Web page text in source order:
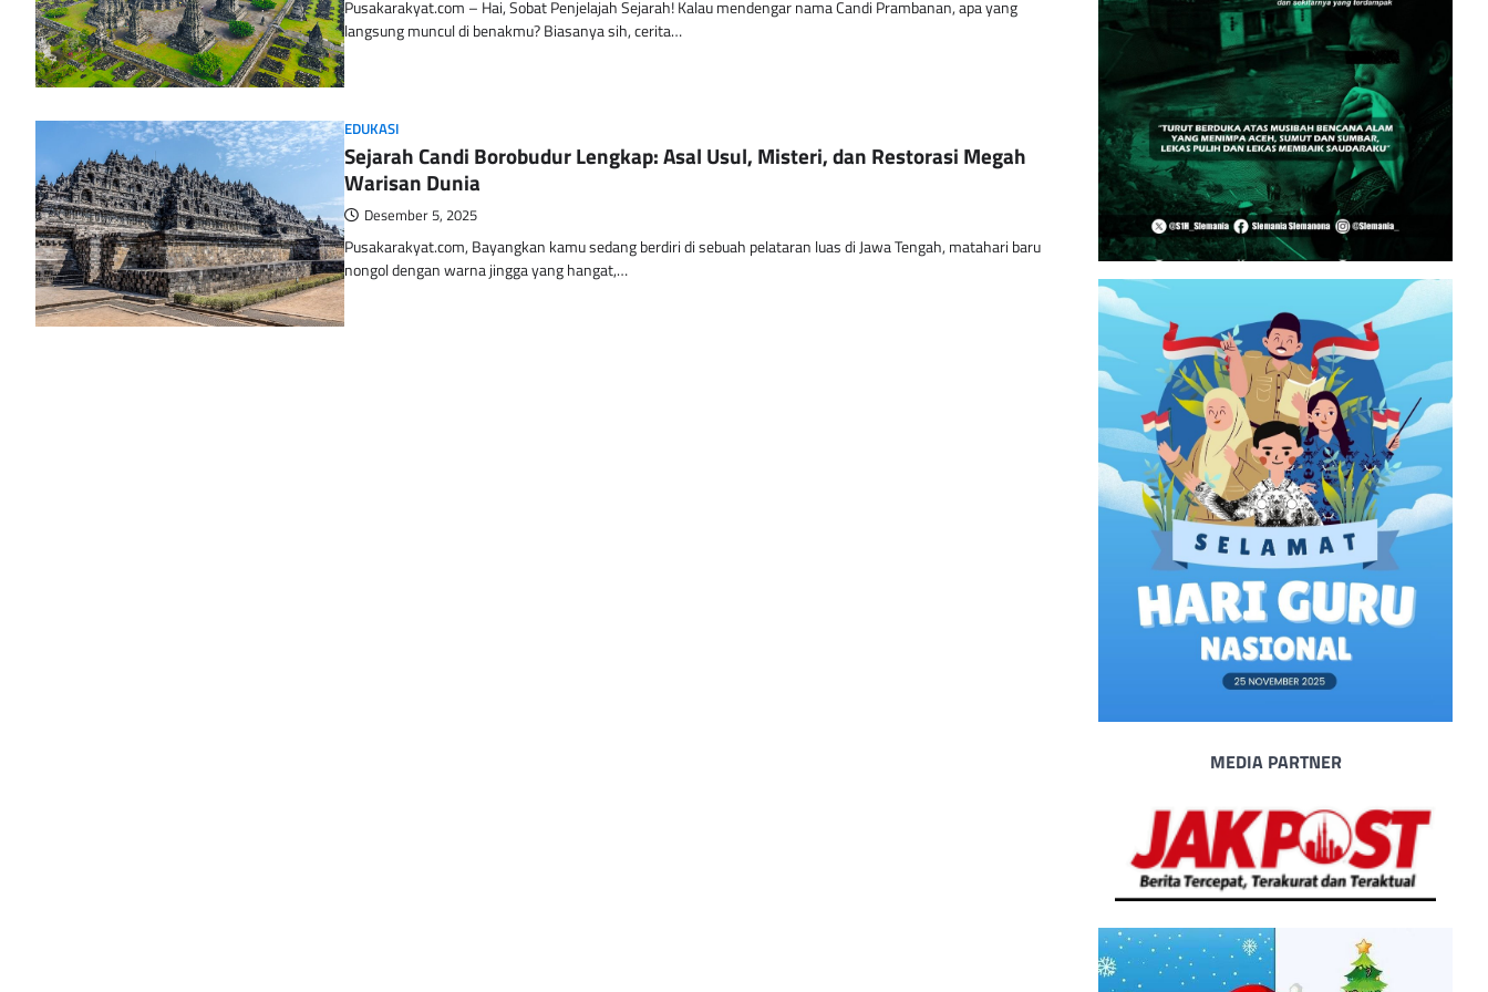
Pusakarakyat.com – Hai, Sobat Penjelajah Sejarah! Kalau mendengar nama Candi Prambanan, apa yang
langsung muncul di benakmu? Biasanya sih, cerita…
EDUKASI
Sejarah Candi Borobudur Lengkap: Asal Usul, Misteri, dan Restorasi Megah
Warisan Dunia
Desember 5, 2025
Pusakarakyat.com, Bayangkan kamu sedang berdiri di sebuah pelataran luas di Jawa Tengah, matahari baru
nongol dengan warna jingga yang hangat,…
MEDIA PARTNER